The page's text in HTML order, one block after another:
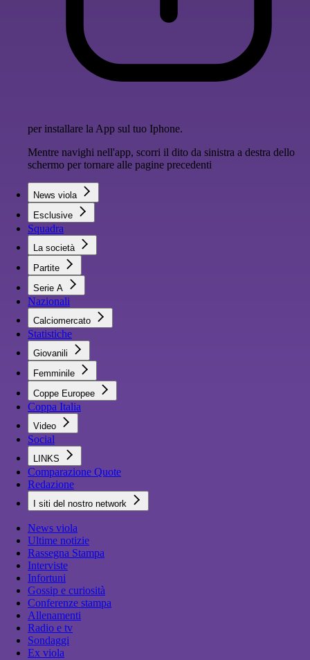
per installare la App sul tuo Iphone.
Mentre navighi nell'app, scorri il dito da sinistra a destra dello
schermo per tornare alle pagine precedenti
News viola
Esclusive
Squadra
La società
Partite
Serie A
Nazionali
Calciomercato
Statistiche
Giovanili
Femminile
Coppe Europee
Coppa Italia
Video
Social
LINKS
Comparazione Quote
Redazione
I siti del nostro network
News viola
Ultime notizie
Rassegna Stampa
Interviste
Infortuni
Gossip e curiosità
Conferenze stampa
Allenamenti
Radio e tv
Sondaggi
Ex viola